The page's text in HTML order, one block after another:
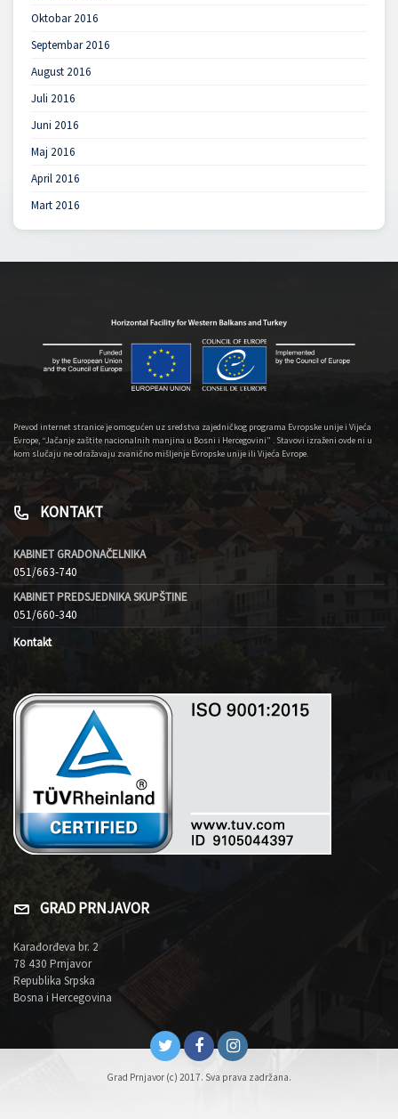
Oktobar 2016
Septembar 2016
August 2016
Juli 2016
Juni 2016
Maj 2016
April 2016
Mart 2016
Prevod internet stranice je omogućen uz sredstva zajedničkog programa Evropske unije i Vijeća
Evrope, “Jačanje zaštite nacionalnih manjina u Bosni i Hercegovini” . Stavovi izraženi ovde ni u
kom slučaju ne odražavaju zvanično mišljenje Evropske unije ili Vijeća Evrope.
KONTAKT
KABINET GRADONAČELNIKA
051/663-740
KABINET PREDSJEDNIKA SKUPŠTINE
051/660-340
Kontakt
GRAD PRNJAVOR
Karađorđeva br. 2
78 430 Prnjavor
Republika Srpska
Bosna i Hercegovina
Grad Prnjavor (c) 2017. Sva prava zadržana.